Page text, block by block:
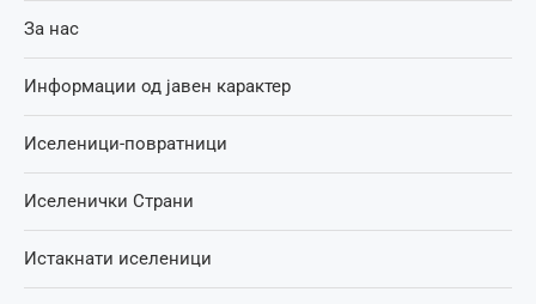
За нас
Информации од јавен карактер
Иселеници-повратници
Иселенички Страни
Истакнати иселеници